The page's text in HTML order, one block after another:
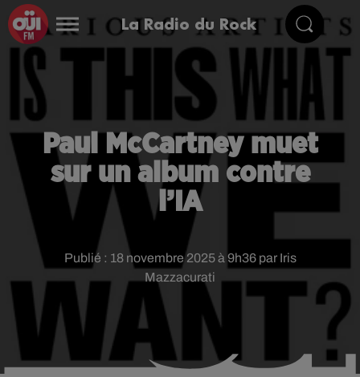
La Radio du Rock
Paul McCartney muet
sur un album contre
l’IA
Publié : 18 novembre 2025 à 9h36 par Iris
Mazzacurati